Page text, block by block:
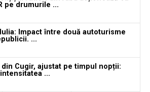
pe drumurile ...
Impact între două autoturisme
...
din Cugir, ajustat pe timpul nopții:
...